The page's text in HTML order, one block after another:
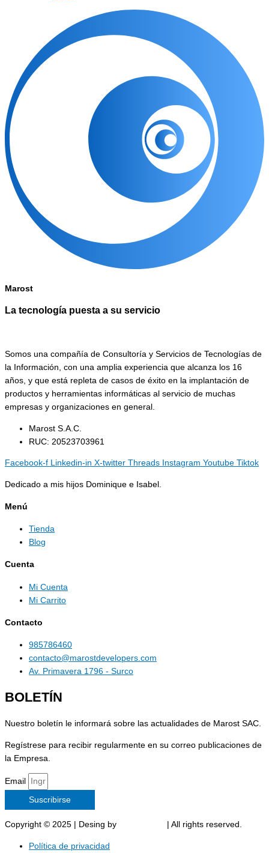
Marost
La tecnología puesta a su servicio
Somos una compañía de Consultoría y Servicios de Tecnologías de
la Información, con una amplia experiencia que alcanza los 16
años, y que está repleta de casos de éxito en la implantación de
productos y herramientas informáticas al servicio de muchas
empresas y organizaciones en general.
Marost S.A.C.
RUC: 20523703961
Facebook-f Linkedin-in X-twitter Threads Instagram Youtube Tiktok
Dedicado a mis hijos Dominique e Isabel.
Menú
Tienda
Blog
Cuenta
Mi Cuenta
Mi Carrito
Contacto
985786460
contacto@marostdevelopers.com
Av. Primavera 1796 - Surco
BOLETÍN
Nuestro boletín le informará sobre las actualidades de Marost SAC.
Regístrese para recibir regularmente en su correo publicaciones de
la Empresa.
Email
Suscribirse
Copyright © 2025 | Desing by | All rights reserved.
Política de privacidad